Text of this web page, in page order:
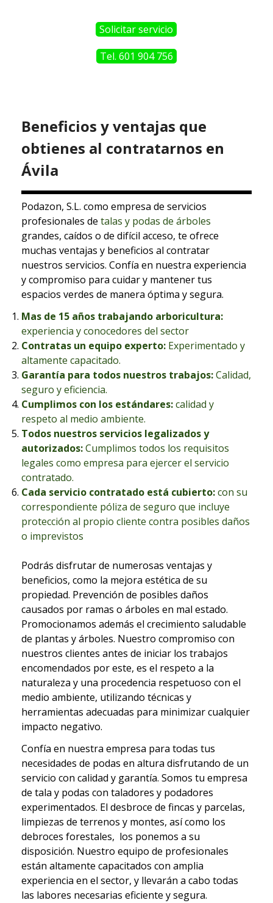
Solicitar servicio
Tel. 601 904 756
Beneficios y ventajas que
obtienes al contratarnos en
Ávila
Podazon, S.L. como empresa de servicios
profesionales de talas y podas de árboles
grandes, caídos o de difícil acceso, te ofrece
muchas ventajas y beneficios al contratar
nuestros servicios. Confía en nuestra experiencia
y compromiso para cuidar y mantener tus
espacios verdes de manera óptima y segura.
Mas de 15 años trabajando arboricultura:
experiencia y conocedores del sector
Contratas un equipo experto: Experimentado y
altamente capacitado.
Garantía para todos nuestros trabajos:Calidad,
seguro yeficiencia.
Cumplimos con los estándares:calidad y
respeto al medio ambiente.
Todos nuestros servicios legalizados y
autorizados:Cumplimos todos los requisitos
legales como empresa para ejercer el servicio
contratado.
Cada servicio contratado está cubierto:con su
correspondiente póliza de seguro que incluye
protección al propio cliente contra posibles daños
o imprevistos
Podrás disfrutar de numerosas ventajas y
beneficios, como la mejora estética de su
propiedad. Prevención de posibles daños
causados por ramas o árboles en mal estado.
Promocionamos además el crecimiento saludable
de plantas y árboles. Nuestro compromiso con
nuestros clientes antes de iniciar los trabajos
encomendados por este, es el respeto a la
naturaleza y una procedencia respetuoso con el
medio ambiente, utilizando técnicas y
herramientas adecuadas para minimizar cualquier
impacto negativo.
Confía en nuestra empresa para todas tus
necesidades de podas en altura disfrutando de un
servicio con calidad y garantía. Somos tu empresa
de tala y podas con taladores y podadores
experimentados. El desbroce de fincas y parcelas,
limpiezas de terrenos y montes, así como los
debroces forestales, los ponemos a su
disposición. Nuestro equipo de profesionales
están altamente capacitados con amplia
experiencia en el sector, y llevarán a cabo todas
las labores necesarias eficiente y segura.